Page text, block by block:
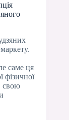
саме ця
фізичної
свою